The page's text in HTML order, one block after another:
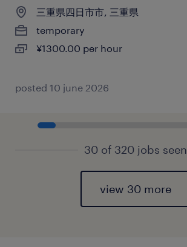
三重県四日市市, 三重県
temporary
¥1300.00 per hour
posted 10 june 2026
30 of 320 jobs seen
view 30 more